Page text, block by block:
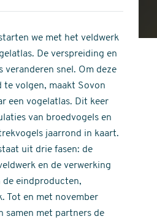
we met het veldwerk
De verspreiding en
veranderen snel. Om deze
te volgen, maakt Sovon
een vogelatlas. Dit keer
van broedvogels en
jaarrond in kaart.
uit drie fasen: de
en de verwerking
de eindproducten,
Tot en met november
samen met partners de